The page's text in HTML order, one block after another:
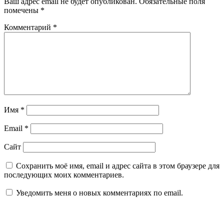
помечены *
Комментарий *
Имя *
Email *
Сайт
Сохранить моё имя, email и адрес сайта в этом браузере для
последующих моих комментариев.
Уведомить меня о новых комментариях по email.